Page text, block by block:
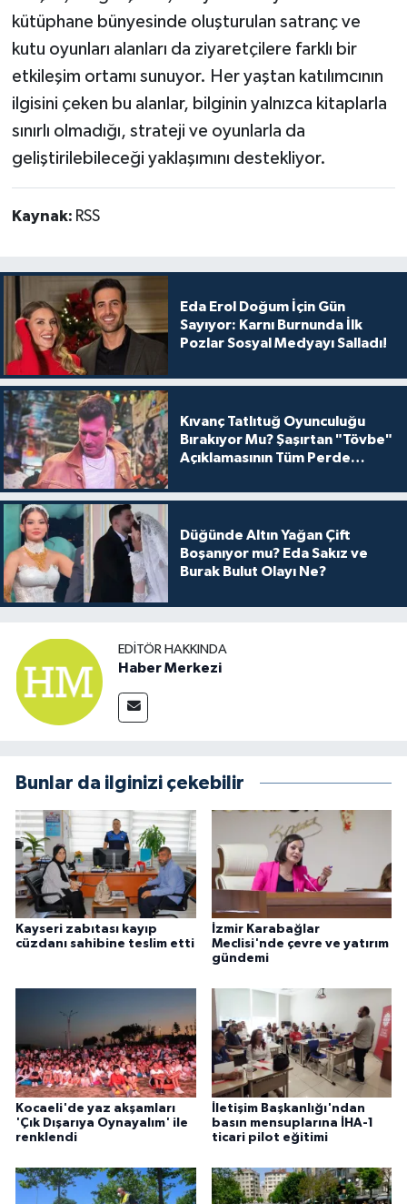
kütüphane bünyesinde oluşturulan satranç ve
kutu oyunları alanları da ziyaretçilere farklı bir
etkileşim ortamı sunuyor. Her yaştan katılımcının
ilgisini çeken bu alanlar, bilginin yalnızca kitaplarla
sınırlı olmadığı, strateji ve oyunlarla da
geliştirilebileceği yaklaşımını destekliyor.
Kaynak: RSS
Eda Erol Doğum İçin Gün
Sayıyor: Karnı Burnunda İlk
Pozlar Sosyal Medyayı Salladı!
Kıvanç Tatlıtuğ Oyunculuğu
Bırakıyor Mu? Şaşırtan "Tövbe"
Açıklamasının Tüm Perde
Düğünde Altın Yağan Çift
Boşanıyor mu? Eda Sakız ve
Burak Bulut Olayı Ne?
EDITÖR HAKKINDA
Haber Merkezi
Bunlar da ilginizi çekebilir
Kayseri zabıtası kayıp
cüzdanı sahibine teslim etti
İzmir Karabağlar
Meclisi'nde çevre ve yatırım
gündemi
Kocaeli'de yaz akşamları
'Çık Dışarıya Oynayalım' ile
renklendi
İletişim Başkanlığı'ndan
basın mensuplarına İHA-1
ticari pilot eğitimi